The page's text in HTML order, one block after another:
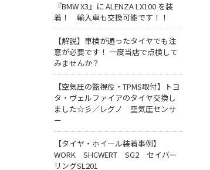
『BMW X3』に ALENZA LX100 を装
着！ 輸入車も交換可能です！！
【解説】車検が通ったタイヤでも注
意が必要です！ 一度当店で点検して
みませんか？
【空気圧の監視役・TPMS取付】トヨ
タ・ヴェルファイアのタイヤ交換し
ました☆彡／レグノ 空気圧センサ
ー
【タイヤ・ホイール装着事例】
WORK SHCWERT SG2 セイバー
リングSL201